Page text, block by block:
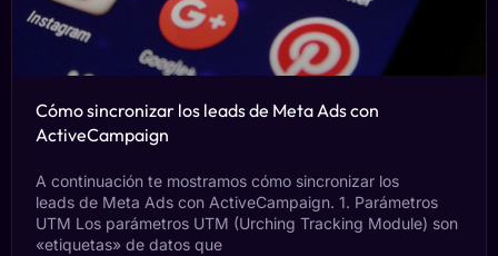
Cómo sincronizar los leads de Meta Ads con
ActiveCampaign
A continuación te mostramos cómo sincronizar los
leads de Meta Ads con ActiveCampaign. 1. Parámetros
UTM Los parámetros UTM (Urching Tracking Module) son
«etiquetas» de datos que